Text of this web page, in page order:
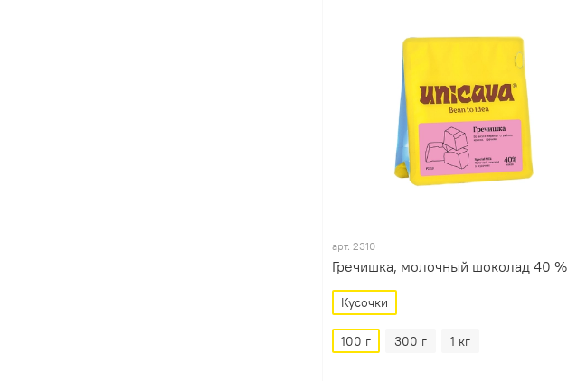
арт. 2310
Гречишка, молочный шоколад 40 %
Кусочки
100 г 300 г 1 кг